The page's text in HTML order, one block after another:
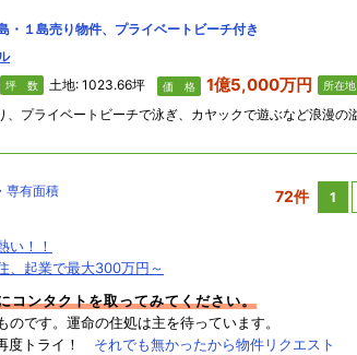
・１島売り物件、プライベートビーチ付き
坪 数 土地: 1023.66坪 価 格 1億5,000万円 所在地
専有面積 72件 1
い！！
、起業で最大300万円～
コンタクトを取ってみてください。
です。運命の住処は主を待っています。
度トライ！ それでも無かったから物件リクエスト